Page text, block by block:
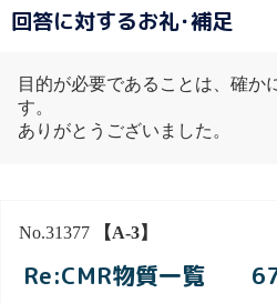
回答に対するお礼･補足
目的が必要であることは、確か
す。
ありがとうございました。
No.31377 【A-3】
Re:CMR物質一覧